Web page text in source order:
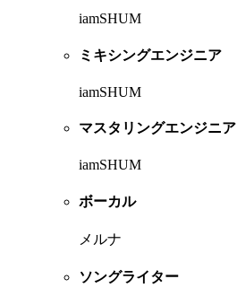
iamSHUM
ミキシングエンジニア
iamSHUM
マスタリングエンジニア
iamSHUM
ボーカル
メルナ
ソングライター